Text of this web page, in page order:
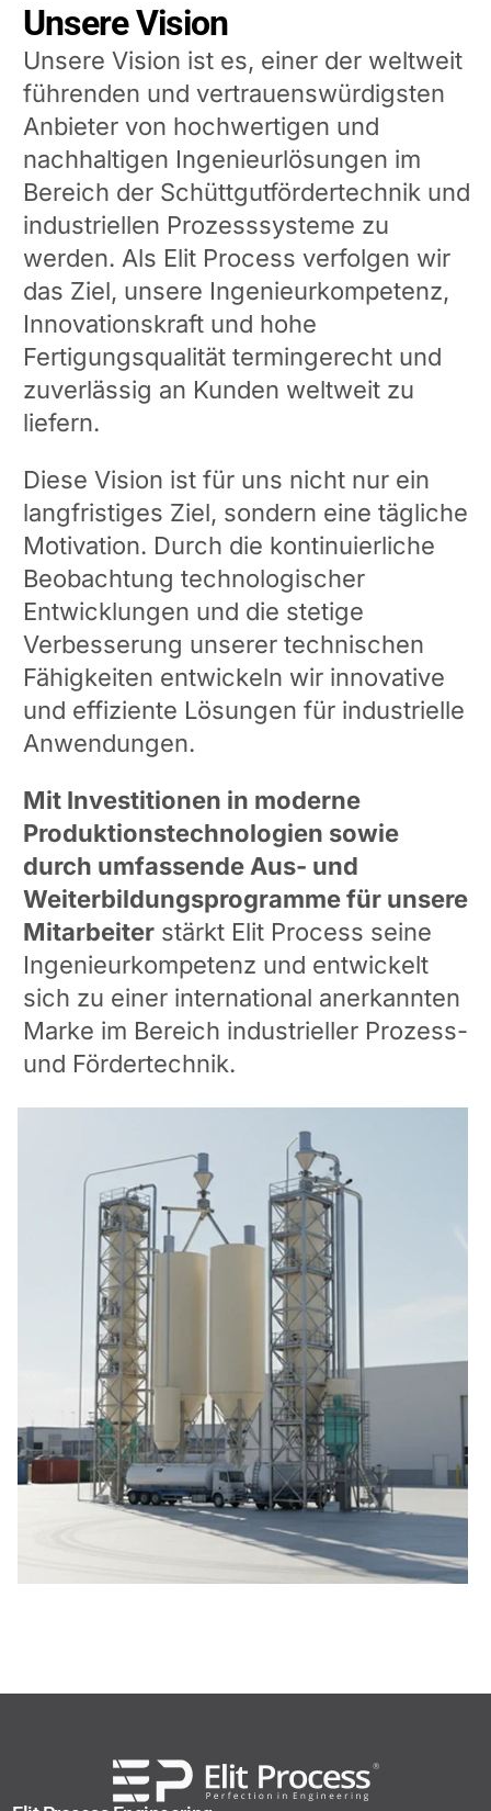
Unsere Vision
Unsere Vision ist es, einer der weltweit
führenden und vertrauenswürdigsten
Anbieter von hochwertigen und
nachhaltigen Ingenieurlösungen im
Bereich der Schüttgutfördertechnik und
industriellen Prozesssysteme zu
werden. Als Elit Process verfolgen wir
das Ziel, unsere Ingenieurkompetenz,
Innovationskraft und hohe
Fertigungsqualität termingerecht und
zuverlässig an Kunden weltweit zu
liefern.
Diese Vision ist für uns nicht nur ein
langfristiges Ziel, sondern eine tägliche
Motivation. Durch die kontinuierliche
Beobachtung technologischer
Entwicklungen und die stetige
Verbesserung unserer technischen
Fähigkeiten entwickeln wir innovative
und effiziente Lösungen für industrielle
Anwendungen.
Mit Investitionen in moderne
Produktionstechnologien sowie
durch umfassende Aus- und
Weiterbildungsprogramme für unsere
Mitarbeiter stärkt Elit Process seine
Ingenieurkompetenz und entwickelt
sich zu einer international anerkannten
Marke im Bereich industrieller Prozess-
und Fördertechnik.